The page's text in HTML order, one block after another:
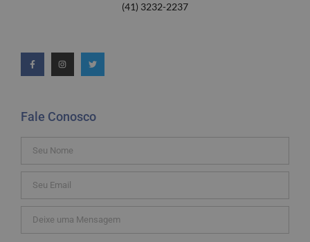
(41) 3232-2237
Fale Conosco